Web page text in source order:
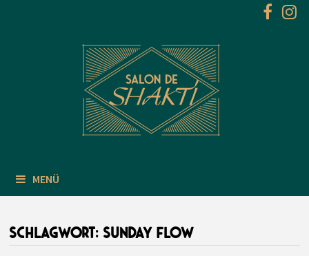
MENÜ
SCHLAGWORT: SUNDAY FLOW